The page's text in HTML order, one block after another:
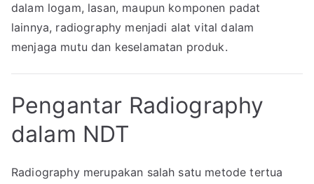
dalam logam, lasan, maupun komponen padat
lainnya, radiography menjadi alat vital dalam
menjaga mutu dan keselamatan produk.
Pengantar Radiography
dalam NDT
Radiography merupakan salah satu metode tertua